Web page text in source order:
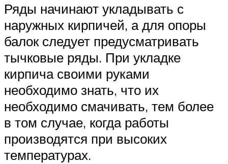
Ряды начинают укладывать с
наружных кирпичей, а для опоры
балок следует предусматривать
тычковые ряды. При укладке
кирпича своими руками
необходимо знать, что их
необходимо смачивать, тем более
в том случае, когда работы
производятся при высоких
температурах.